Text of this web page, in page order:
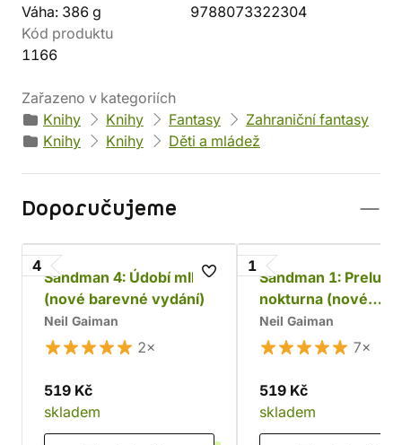
Váha: 386 g
9788073322304
Kód produktu
1166
Zařazeno v kategoriích
Knihy
Knihy Fantasy
Zahraniční fantasy
Knihy
Knihy Děti a mládež
Doporučujeme
4
Sandman 4: Údobí mlh
(nové barevné vydání)
Neil Gaiman
2×
519 Kč
skladem
1
Sandman 1:
nokturna (nové
barevné vydání)
Neil Gaiman
7×
519 Kč
skladem